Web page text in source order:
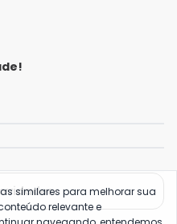
similares para melhorar sua
relevante e